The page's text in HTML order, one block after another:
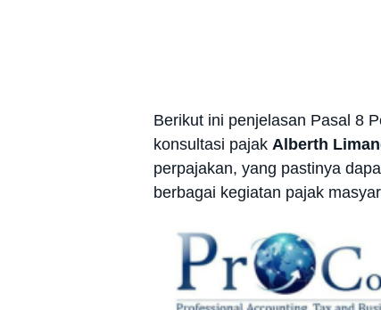
Berikut ini penjelasan Pasal 8
konsultasi pajak Alberth
perpajakan, yang pastinya
berbagai kegiatan pajak